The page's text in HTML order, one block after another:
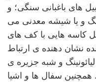
های باغبانی سنگی؛ و
و یا شیشه معدنی می
کاسه هایی با کف های
نشان دهنده ی ارتباط
و شبه جزیره ی
همچنین سفال ها و اشیا